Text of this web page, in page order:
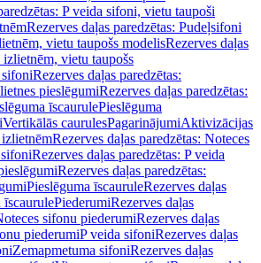
P veida sifoni, vietu taupoši
Rezerves daļas paredzētas: Pudeļsifoni
vietu taupošs modelisRezerves daļas
vietu taupošs
sifoniRezerves daļas paredzētas:
pieslēgumiRezerves daļas paredzētas:
īscaurulePieslēguma
Vertikālās caurulesPagarinājumiAktivizācijas
Rezerves daļas paredzētas: Noteces
Rezerves daļas paredzētas: P veida
Rezerves daļas paredzētas:
Pieslēguma īscauruleRezerves daļas
īscaurulePiederumiRezerves daļas
sifonu piederumiRezerves daļas
piederumiP veida sifoniRezerves daļas
Zemapmetuma sifoniRezerves daļas